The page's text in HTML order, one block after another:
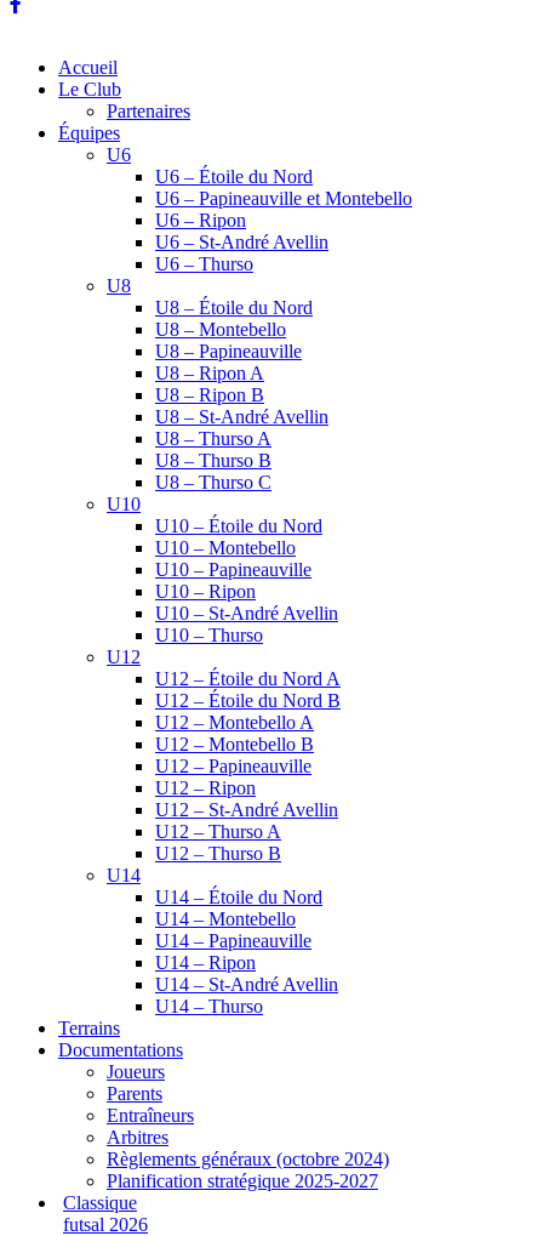
Accueil
Le Club
Partenaires
Équipes
U6
U6 – Étoile du Nord
U6 – Papineauville et Montebello
U6 – Ripon
U6 – St-André Avellin
U6 – Thurso
U8
U8 – Étoile du Nord
U8 – Montebello
U8 – Papineauville
U8 – Ripon A
U8 – Ripon B
U8 – St-André Avellin
U8 – Thurso A
U8 – Thurso B
U8 – Thurso C
U10
U10 – Étoile du Nord
U10 – Montebello
U10 – Papineauville
U10 – Ripon
U10 – St-André Avellin
U10 – Thurso
U12
U12 – Étoile du Nord A
U12 – Étoile du Nord B
U12 – Montebello A
U12 – Montebello B
U12 – Papineauville
U12 – Ripon
U12 – St-André Avellin
U12 – Thurso A
U12 – Thurso B
U14
U14 – Étoile du Nord
U14 – Montebello
U14 – Papineauville
U14 – Ripon
U14 – St-André Avellin
U14 – Thurso
Terrains
Documentations
Joueurs
Parents
Entraîneurs
Arbitres
Règlements généraux (octobre 2024)
Planification stratégique 2025-2027
Classique
futsal 2026